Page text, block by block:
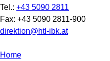
Tel.: +43 5090 2811
Fax: +43 5090 2811-900
direktion@htl-ibk.at
Home